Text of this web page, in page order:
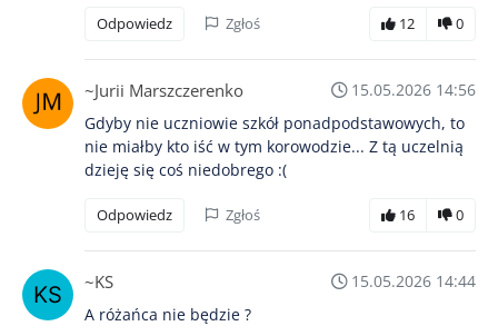
Odpowiedz Zgłoś 12 0
~Jurii Marszczerenko
15.05.2026 14:56
Gdyby nie uczniowie szkół ponadpodstawowych, to
nie miałby kto iść w tym korowodzie... Z tą uczelnią
dzieję się coś niedobrego :(
Odpowiedz Zgłoś 16 0
~KS
15.05.2026 14:44
A różańca nie będzie ?